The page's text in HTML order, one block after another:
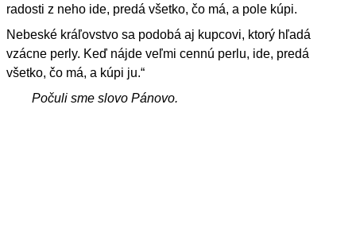
radosti z neho ide, predá všetko, čo má, a pole kúpi.
Nebeské kráľovstvo sa podobá aj kupcovi, ktorý hľadá
vzácne perly. Keď nájde veľmi cennú perlu, ide, predá
všetko, čo má, a kúpi ju.“
Počuli sme slovo Pánovo.